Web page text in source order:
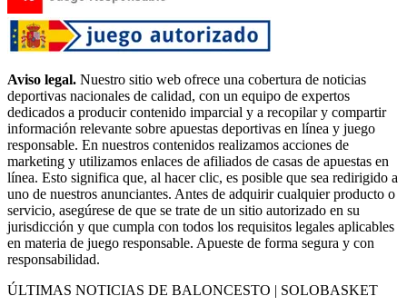
Aviso legal. Nuestro sitio web ofrece una cobertura de noticias
deportivas nacionales de calidad, con un equipo de expertos
dedicados a producir contenido imparcial y a recopilar y compartir
información relevante sobre apuestas deportivas en línea y juego
responsable. En nuestros contenidos realizamos acciones de
marketing y utilizamos enlaces de afiliados de casas de apuestas en
línea. Esto significa que, al hacer clic, es posible que sea redirigido a
uno de nuestros anunciantes. Antes de adquirir cualquier producto o
servicio, asegúrese de que se trate de un sitio autorizado en su
jurisdicción y que cumpla con todos los requisitos legales aplicables
en materia de juego responsable. Apueste de forma segura y con
responsabilidad.
ÚLTIMAS NOTICIAS DE BALONCESTO | SOLOBASKET